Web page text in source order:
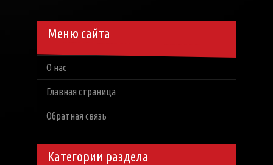
Меню сайта
О нас
Главная страница
Обратная связь
Категории раздела